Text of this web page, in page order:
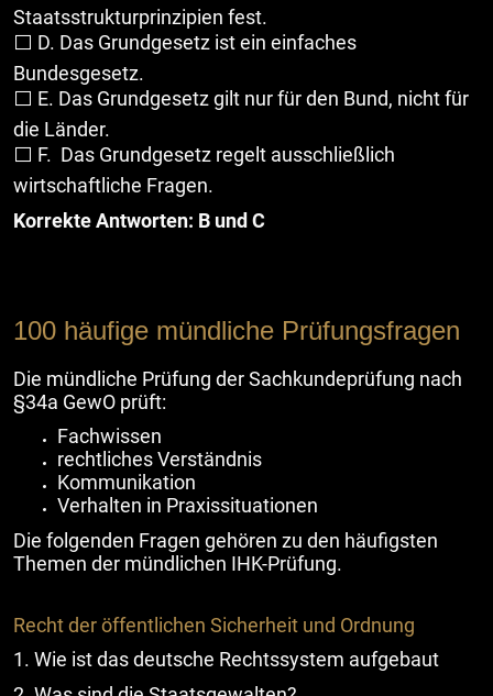
Staatsstrukturprinzipien fest.
⬜ D. Das Grundgesetz ist ein einfaches
Bundesgesetz.
⬜ E. Das Grundgesetz gilt nur für den Bund, nicht für
die Länder.
⬜ F. Das Grundgesetz regelt ausschließlich
wirtschaftliche Fragen.
Korrekte Antworten: B und C
100 häufige mündliche Prüfungsfragen
Die mündliche Prüfung der Sachkundeprüfung nach
§34a GewO prüft:
Fachwissen
rechtliches Verständnis
Kommunikation
Verhalten in Praxissituationen
Die folgenden Fragen gehören zu den häufigsten
Themen der mündlichen IHK-Prüfung.
Recht der öffentlichen Sicherheit und Ordnung
1. Wie ist das deutsche Rechtssystem aufgebaut